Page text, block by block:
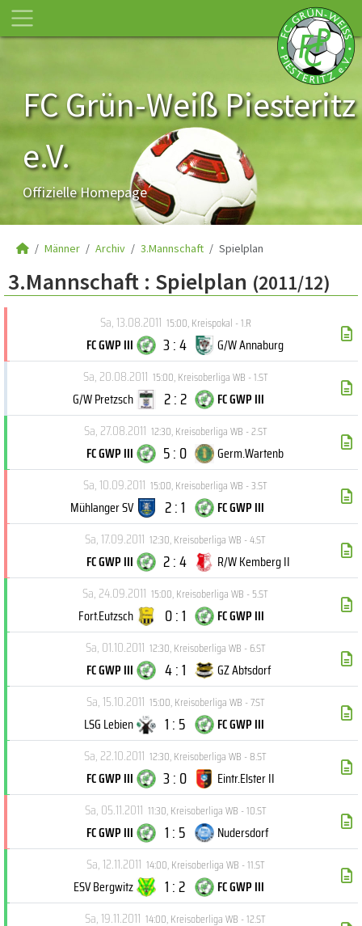
FC Grün-Weiß Piesteritz
e.V.
Offizielle Homepage
Männer Archiv 3.Mannschaft Spielplan
3.Mannschaft : Spielplan (2011/12)
Sa, 13.08.2011 15:00,Kreispokal - 1.R
FC GWP III 3 : 4
G/W Annaburg
Sa, 20.08.2011 15:00,Kreisoberliga WB - 1.ST
G/W Pretzsch 2 : 2
FC GWP III
Sa, 27.08.2011 12:30,Kreisoberliga WB - 2.ST
FC GWP III 5 : 0
Germ.Wartenb
Sa, 10.09.2011 15:00,Kreisoberliga WB - 3.ST
Mühlanger SV 2 : 1
FC GWP III
Sa, 17.09.2011 12:30,Kreisoberliga WB - 4.ST
FC GWP III 2 : 4
R/W Kemberg II
Sa, 24.09.2011 15:00,Kreisoberliga WB - 5.ST
Fort.Eutzsch 0 : 1
FC GWP III
Sa, 01.10.2011 12:30,Kreisoberliga WB - 6.ST
FC GWP III 4 : 1
GZ Abtsdorf
Sa, 15.10.2011 15:00,Kreisoberliga WB - 7.ST
LSG Lebien 1 : 5
FC GWP III
Sa, 22.10.2011 12:30,Kreisoberliga WB - 8.ST
FC GWP III 3 : 0
Eintr.Elster II
Sa, 05.11.2011 11:30,Kreisoberliga WB - 10.ST
FC GWP III 1 : 5
Nudersdorf
Sa, 12.11.2011 14:00,Kreisoberliga WB - 11.ST
ESV Bergwitz 1 : 2
FC GWP III
Sa, 19.11.2011 14:00,Kreisoberliga WB - 12.ST